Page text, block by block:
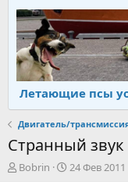
Летающие псы
Двигатель/
Странный
А
Bobrin
Д
24 Фев 2011